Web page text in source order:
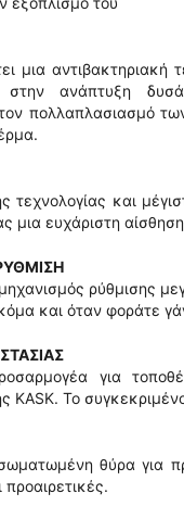
μια
στην ανάπτυξη
πολλαπλασιασμό
τεχνολογίας και
μια ευχάριστη
ρύθμισης
και όταν φοράτε
για
KASK. Το
θύρα για